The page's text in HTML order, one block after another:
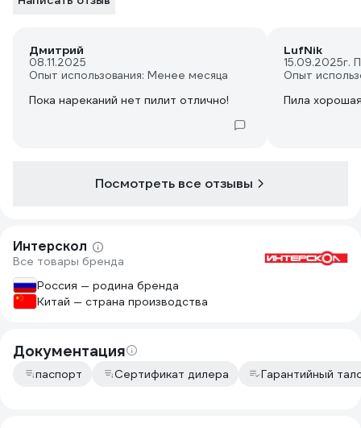
Дмитрий
08.11.2025
Опыт использования: Менее месяца
Пока нареканий нет пилит отлично!
LufNik
15.09.2025г.
Опыт
Пила
Посмотреть все отзывы
Интерскол
Все товары бренда
Россия — родина бренда
Китай — страна производства
Документация
паспорт Сертификат дилера Гарантийный